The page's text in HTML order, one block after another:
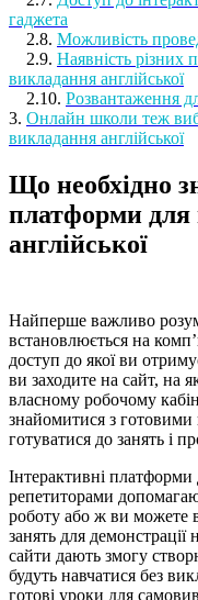
гаджета
2.8. Можливість
2.9. Наявність різних
викладання англійської
2.10. Розвантаження
3. Онлайн школи теж
викладання англійської
Що необхідно
платформи для
англійської
Найперше важливо
встановлюється на
доступ до якої ви
ви заходите на сайт, на
власному робочому
знайомитися з
готуватися до занять і
Інтерактивні платформи
репетиторами
роботу або ж ви можете
занять для демонстрації
сайти дають змогу
будуть навчатися без
готові уроки для